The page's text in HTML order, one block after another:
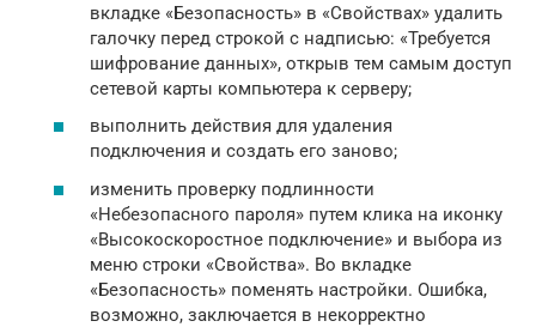
вкладке «Безопасность» в «Свойствах» удалить
галочку перед строкой с надписью: «Требуется
шифрование данных», открыв тем самым доступ
сетевой карты компьютера к серверу;
выполнить действия для удаления
подключения и создать его заново;
изменить проверку подлинности
«Небезопасного пароля» путем клика на иконку
«Высокоскоростное подключение» и выбора из
меню строки «Свойства». Во вкладке
«Безопасность» поменять настройки. Ошибка,
возможно, заключается в некорректно